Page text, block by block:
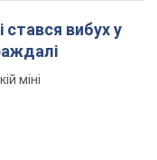
вибух у
міні